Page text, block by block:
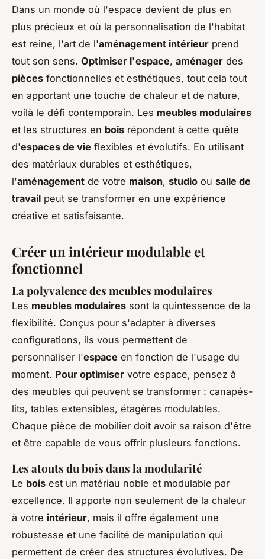
Dans un monde où l'espace devient de plus en
plus précieux et où la personnalisation de l'habitat
est reine, l'art de l'aménagement intérieur prend
tout son sens. Optimiser l'espace, aménager des
pièces fonctionnelles et esthétiques, tout cela tout
en apportant une touche de chaleur et de nature,
voilà le défi contemporain. Les meubles modulaires
et les structures en bois répondent à cette quête
d'espaces de vie flexibles et évolutifs. En utilisant
des matériaux durables et esthétiques,
l'aménagement de votre maison, studio ou salle de
travail peut se transformer en une expérience
créative et satisfaisante.
Créer un intérieur modulable et
fonctionnel
La polyvalence des meubles modulaires
Les meubles modulaires sont la quintessence de la
flexibilité. Conçus pour s'adapter à diverses
configurations, ils vous permettent de
personnaliser l'espace en fonction de l'usage du
moment. Pour optimiser votre espace, pensez à
des meubles qui peuvent se transformer : canapés-
lits, tables extensibles, étagères modulables.
Chaque pièce de mobilier doit avoir sa raison d'être
et être capable de vous offrir plusieurs fonctions.
Les atouts du bois dans la modularité
Le bois est un matériau noble et modulable par
excellence. Il apporte non seulement de la chaleur
à votre intérieur, mais il offre également une
robustesse et une facilité de manipulation qui
permettent de créer des structures évolutives. De